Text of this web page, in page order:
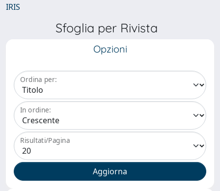
IRIS
Sfoglia per Rivista
Opzioni
Ordina per:
In ordine:
Risultati/Pagina